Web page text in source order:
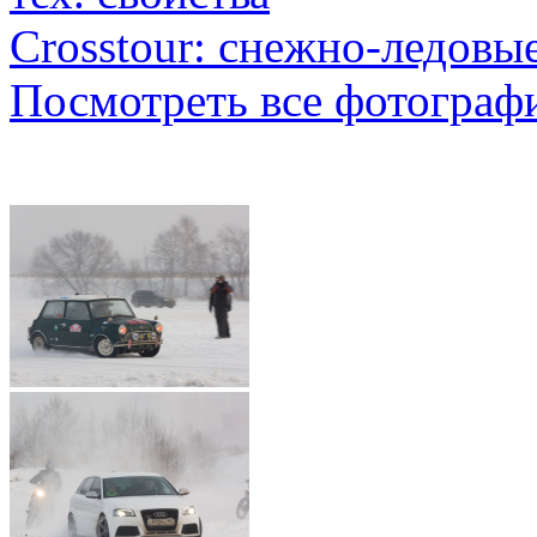
Crosstour: снежно-
Посмотреть все